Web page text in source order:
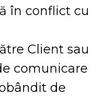
în conflict cu
Client sau
comunicare
de